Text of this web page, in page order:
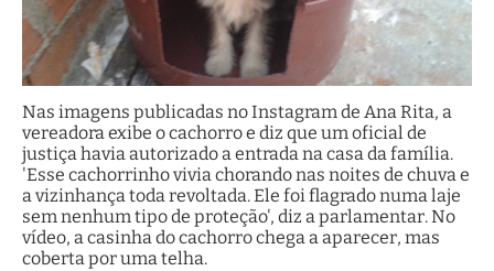
Nas imagens publicadas no Instagram de Ana Rita, a
vereadora exibe o cachorro e diz que um oficial de
justiça havia autorizado a entrada na casa da família.
'Esse cachorrinho vivia chorando nas noites de chuva e
a vizinhança toda revoltada. Ele foi flagrado numa laje
sem nenhum tipo de proteção', diz a parlamentar. No
vídeo, a casinha do cachorro chega a aparecer, mas
coberta por uma telha.